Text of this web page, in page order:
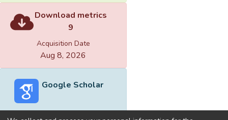
Download metrics
9
Acquisition Date
Aug 8, 2026
Google Scholar